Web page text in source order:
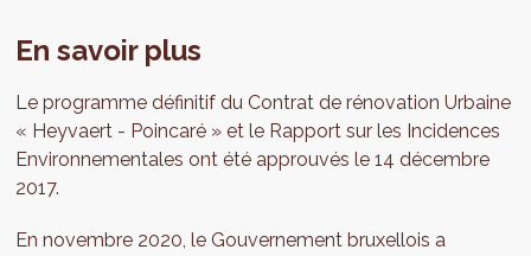
En savoir plus
Le programme définitif du Contrat de rénovation Urbaine
« Heyvaert - Poincaré » et le Rapport sur les Incidences
Environnementales ont été approuvés le 14 décembre
2017.
En novembre 2020, le Gouvernement bruxellois a